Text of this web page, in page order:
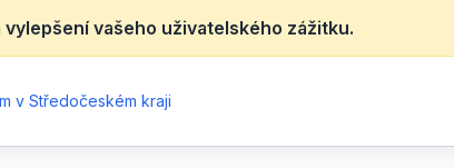
vašeho uživatelského zážitku.
v Středočeském kraji